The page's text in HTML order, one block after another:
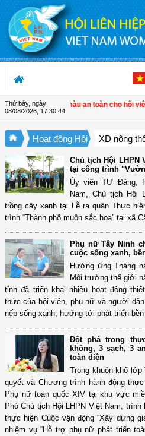
Truy cập nội dung luôn
Thứ bảy, ngày
08/08/2026, 17:30:46
rau màu an toàn cho hội viên | Hội
Hoạt động Hội XD nông
Chủ tịch Hội LHPN
tại công trình
Ủy viên TƯ Đảng,
Nam, Chủ tịch Hội
trồng cây xanh tại Lễ ra quân Thực
trình “Thành phố muôn sắc hoa” tại xã
Phụ nữ Tây Ninh
cuộc sống xanh,
Hưởng ứng Tháng
Môi trường thế giới
tỉnh đã triển khai nhiều hoạt động
thức của hội viên, phụ nữ và người
nếp sống xanh, hướng tới phát triển bền
Đột phá trong
không, 3 sạch, 3
toàn diện
Trong khuôn khổ lớp
quyết và Chương trình hành động
Phụ nữ toàn quốc XIV tại khu vực
Phó Chủ tịch Hội LHPN Việt Nam,
thực hiện Cuộc vận động “Xây dựng
nhiệm vụ “Hỗ trợ phụ nữ phát triển